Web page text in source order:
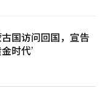
国访问回国，宣告
时代’